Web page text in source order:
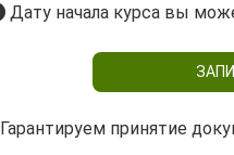
Дату начала курса вы
Гарантируем принятие